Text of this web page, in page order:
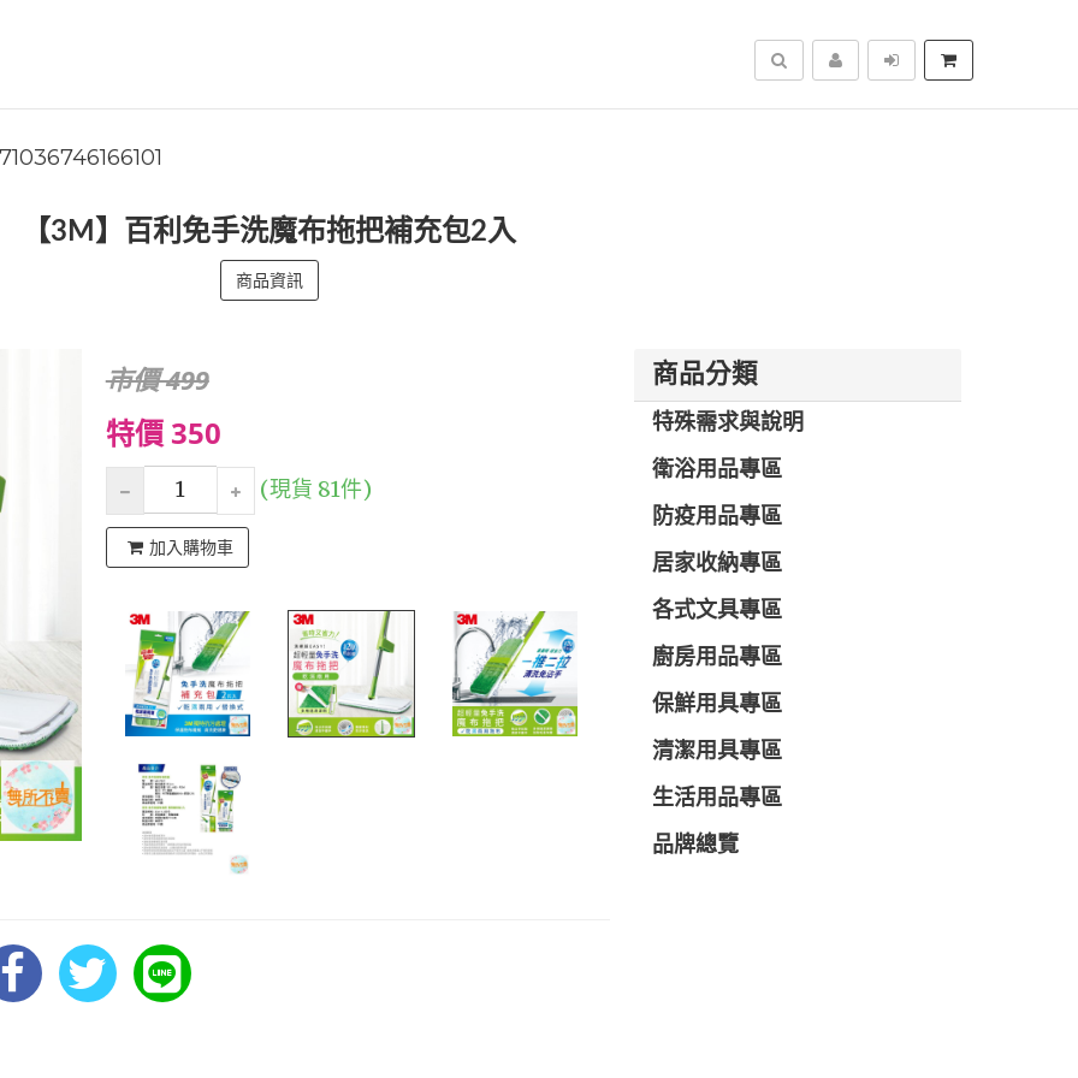
搜尋
【3M】百利免手洗魔布拖把補充包2入
商品資訊
市價 499
特價 350
(現貨 81件)
加入購物車
商品分類
特殊需求與說明
衛浴用品專區
防疫用品專區
居家收納專區
各式文具專區
廚房用品專區
保鮮用具專區
清潔用具專區
生活用品專區
品牌總覽